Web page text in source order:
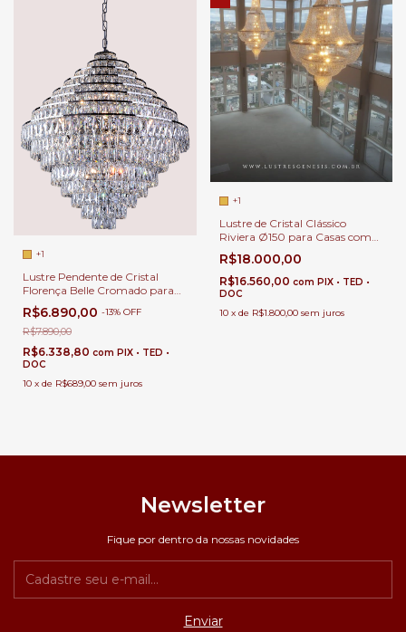
+1
Lustre Pendente de Cristal
Florença Belle Cromado para
Sala de Jantar e Pé Direito
Duplo
R$6.890,00 -13% OFF
R$7.890,00
R$6.338,80 com PIX • TED •
DOC
10 x de R$689,00 sem juros
+1
Lustre de Cristal Clássico
Riviera Ø150 para Casas com
Pé Direito Duplo.
R$18.000,00
R$16.560,00 com PIX • TED •
DOC
10 x de R$1.800,00 sem juros
Newsletter
Fique por dentro da nossas novidades